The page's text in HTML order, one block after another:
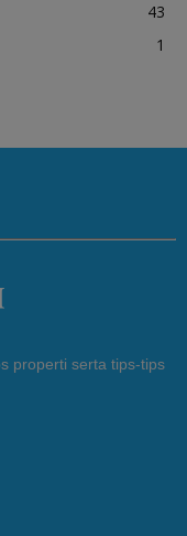
43
1
properti serta tips-tips